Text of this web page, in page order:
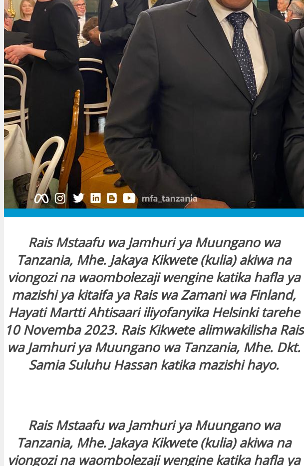
Rais Mstaafu wa Jamhuri ya Muungano wa
Tanzania, Mhe. Jakaya Kikwete (kulia) akiwa na
viongozi na waombolezaji wengine katika hafla ya
mazishi ya kitaifa ya Rais wa Zamani wa Finland,
Hayati Martti Ahtisaari iliyofanyika Helsinki tarehe
10 Novemba 2023. Rais Kikwete alimwakilisha Rais
wa Jamhuri ya Muungano wa Tanzania, Mhe. Dkt.
Samia Suluhu Hassan katika mazishi hayo.
Rais Mstaafu wa Jamhuri ya Muungano wa
Tanzania, Mhe. Jakaya Kikwete (kulia) akiwa na
viongozi na waombolezaji wengine katika hafla ya